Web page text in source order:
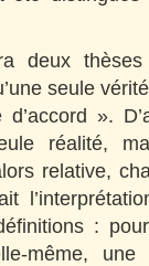
deux thèses
seule
».
réalité,
relative,
:
même, une